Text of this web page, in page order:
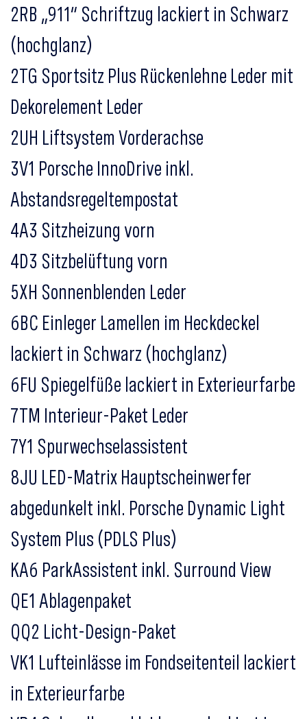
2RB „911“ Schriftzug lackiert in Schwarz
(hochglanz)
2TG Sportsitz Plus Rückenlehne Leder mit
Dekorelement Leder
2UH Liftsystem Vorderachse
3V1 Porsche InnoDrive inkl.
Abstandsregeltempostat
4A3 Sitzheizung vorn
4D3 Sitzbelüftung vorn
5XH Sonnenblenden Leder
6BC Einleger Lamellen im Heckdeckel
lackiert in Schwarz (hochglanz)
6FU Spiegelfüße lackiert in Exterieurfarbe
7TM Interieur-Paket Leder
7Y1 Spurwechselassistent
8JU LED-Matrix Hauptscheinwerfer
abgedunkelt inkl. Porsche Dynamic Light
System Plus (PDLS Plus)
KA6 ParkAssistent inkl. Surround View
QE1 Ablagenpaket
QQ2 Licht-Design-Paket
VK1 Lufteinlässe im Fondseitenteil lackiert
in Exterieurfarbe